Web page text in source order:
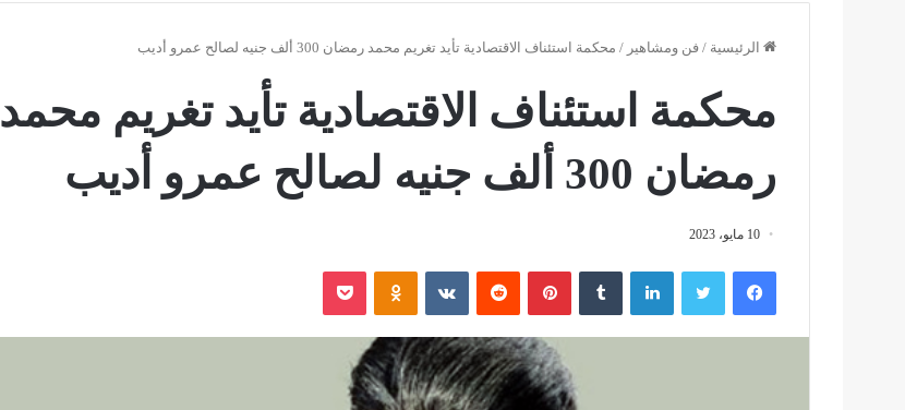
الرئيسية / فن ومشاهير / محكمة استئناف الاقتصادية تأيد تغريم محمد رمضان 300 ألف جنيه لصالح عمرو أديب
محكمة استئناف الاقتصادية تأيد تغريم محمد
رمضان 300 ألف جنيه لصالح عمرو أديب
10 مايو، 2023
فيسبوك تويتر لينكدإن بينتيريست Odnoklassniki
بوكيت